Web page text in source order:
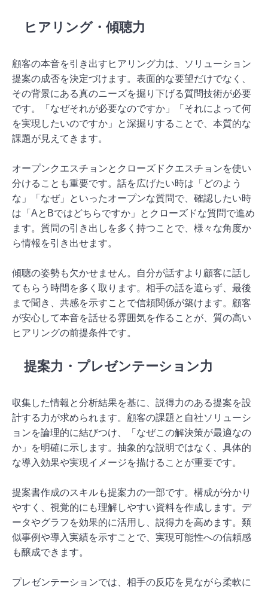
ヒアリング・傾聴力
顧客の本音を引き出すヒアリング力は、ソリューション
提案の成否を決定づけます。表面的な要望だけでなく、
その背景にある真のニーズを掘り下げる質問技術が必要
です。「なぜそれが必要なのですか」「それによって何
を実現したいのですか」と深掘りすることで、本質的な
課題が見えてきます。
オープンクエスチョンとクローズドクエスチョンを使い
分けることも重要です。話を広げたい時は「どのよう
な」「なぜ」といったオープンな質問で、確認したい時
は「AとBではどちらですか」とクローズドな質問で進め
ます。質問の引き出しを多く持つことで、様々な角度か
ら情報を引き出せます。
傾聴の姿勢も欠かせません。自分が話すより顧客に話し
てもらう時間を多く取ります。相手の話を遮らず、最後
まで聞き、共感を示すことで信頼関係が築けます。顧客
が安心して本音を話せる雰囲気を作ることが、質の高い
ヒアリングの前提条件です。
提案力・プレゼンテーション力
収集した情報と分析結果を基に、説得力のある提案を設
計する力が求められます。顧客の課題と自社ソリューシ
ョンを論理的に結びつけ、「なぜこの解決策が最適なの
か」を明確に示します。抽象的な説明ではなく、具体的
な導入効果や実現イメージを描けることが重要です。
提案書作成のスキルも提案力の一部です。構成が分かり
やすく、視覚的にも理解しやすい資料を作成します。デ
ータやグラフを効果的に活用し、説得力を高めます。類
似事例や導入実績を示すことで、実現可能性への信頼感
も醸成できます。
プレゼンテーションでは、相手の反応を見ながら柔軟に